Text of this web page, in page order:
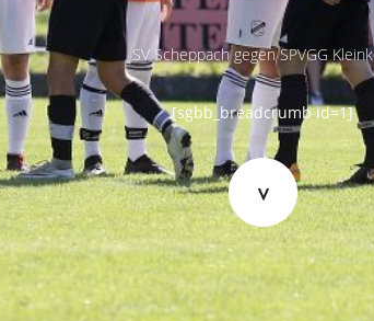
SV Scheppach gegen SPVGG
[sgbb_breadcrumb id=1]